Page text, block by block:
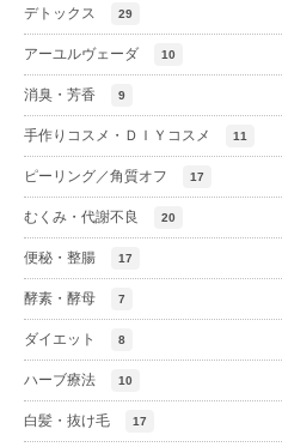
デトックス 29
アーユルヴェーダ 10
消臭・芳香 9
手作りコスメ・ＤＩＹコスメ 11
ピーリング／角質オフ 17
むくみ・代謝不良 20
便秘・整腸 17
酵素・酵母 7
ダイエット 8
ハーブ療法 10
白髪・抜け毛 17